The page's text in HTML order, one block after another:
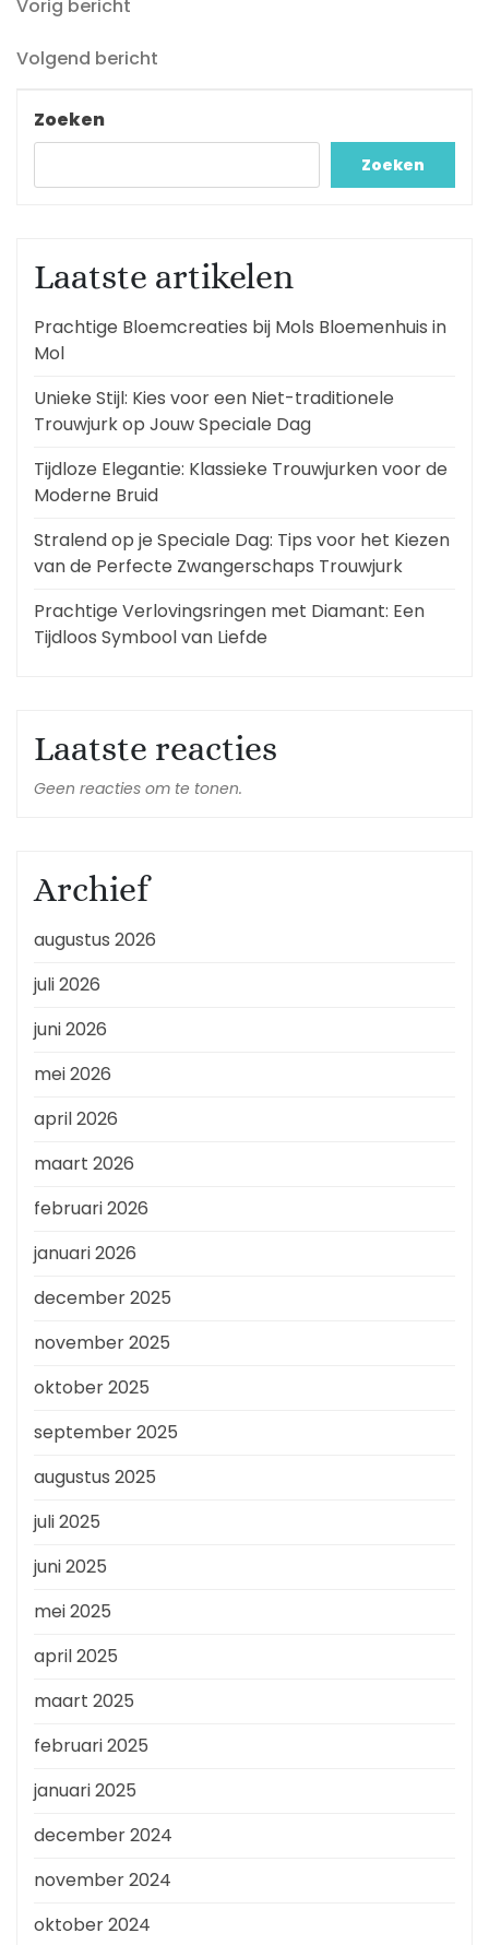
Berichtnavigatie
Vorig bericht
Volgend
Volgend bericht
Zoeken
Zoeken
Laatste artikelen
Prachtige Bloemcreaties bij Mols Bloemenhuis in
Mol
Unieke Stijl: Kies voor een Niet-traditionele
Trouwjurk op Jouw Speciale Dag
Tijdloze Elegantie: Klassieke Trouwjurken voor de
Moderne Bruid
Stralend op je Speciale Dag: Tips voor het Kiezen
van de Perfecte Zwangerschaps Trouwjurk
Prachtige Verlovingsringen met Diamant: Een
Tijdloos Symbool van Liefde
Laatste reacties
Geen reacties om te tonen.
Archief
augustus 2026
juli 2026
juni 2026
mei 2026
april 2026
maart 2026
februari 2026
januari 2026
december 2025
november 2025
oktober 2025
september 2025
augustus 2025
juli 2025
juni 2025
mei 2025
april 2025
maart 2025
februari 2025
januari 2025
december 2024
november 2024
oktober 2024